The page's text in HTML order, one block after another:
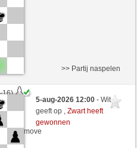
16)
move
>> Partij naspelen
5-aug-2026 12:00- Wit
geeft op ,Zwart heeft
gewonnen